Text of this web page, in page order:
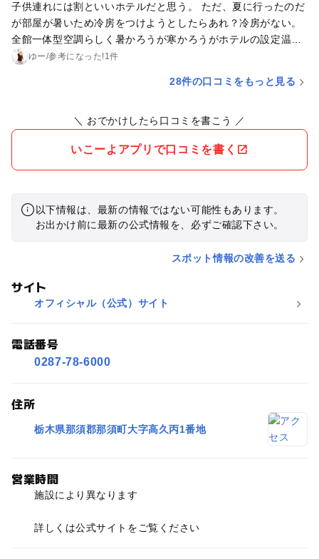
子供連れには割といいホテルだと思う。 ただ、夏に行ったのだ
が部屋が暑いため冷房をつけようとしたらあれ？冷房がない。
全館一体型空調らしく暑かろうが寒かろうがホテルの設定温度
でしか過ごせない。それがとても残念
ゆー/参考に なった!1件
28件の口コミをもっと見る
＼ おでかけしたら口コミを書こう ／
いこーよアプリで口コミを書く
以下情報は、最新の情報ではない可能性もあります。
お出かけ前に最新の公式情報を、必ずご確認下さい。
スポット情報の改善を送る
サイト
オフィシャル（公式）サイト
電話番号
0287-78-6000
住所
栃木県那須郡那須町大字高久丙1番地
営業時間
施設により異なります
詳しくは公式サイトをご覧ください